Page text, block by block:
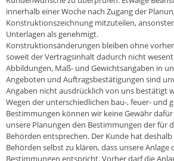
innerhalb einer Woche nach Zugang der
Konstruktionszeichnung mitzuteilen,
Unterlagen als genehmigt.
Konstruktionsänderungen bleiben ohne
soweit der Vertragsinhalt dadurch nicht
Abbildungen, Maß- und Gewichtsangaben in
Angeboten und Auftragsbestätigungen sind
Angaben nicht ausdrücklich von uns bestätigt
Wegen der unterschiedlichen bau-, feuer- und
Bestimmungen können wir keine Gewähr
unsere Planungen den Bestimmungen der für
Behörden entsprechen. Der Kunde hat
Behörden selbst zu klären, dass unsere Anlage
Bestimmungen entspricht. Vorher darf die